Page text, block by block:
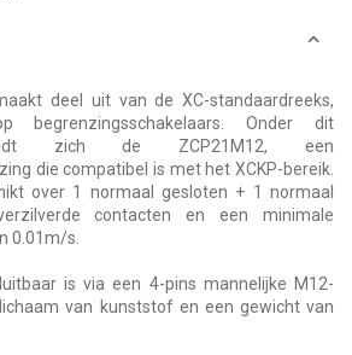
deel uit van de XC-standaardreeks,
begrenzingsschakelaars. Onder dit
zich de ZCP21M12, een
die compatibel is met het XCKP-bereik.
over 1 normaal gesloten + 1 normaal
contacten en een minimale
0.01m/s.
is via een 4-pins mannelijke M12-
van kunststof en een gewicht van